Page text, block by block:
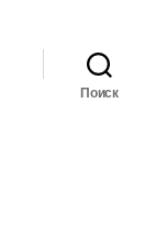
Поиск